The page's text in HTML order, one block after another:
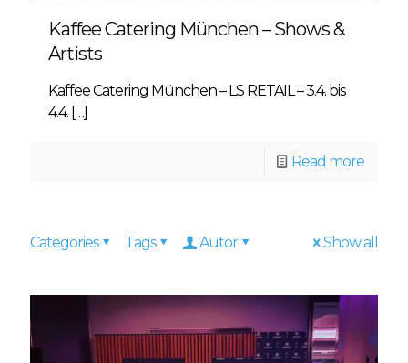
Kaffee Catering München – Shows &
Artists
Kaffee Catering München – LS RETAIL – 3.4. bis
4.4. […]
Read more
Categories Tags Autor Show all